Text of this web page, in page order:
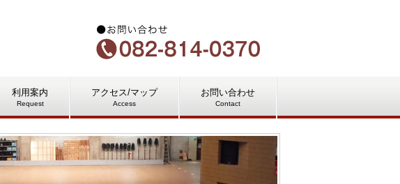
利用案内
Request
アクセス/マップ
Access
お問い合わせ
Contact